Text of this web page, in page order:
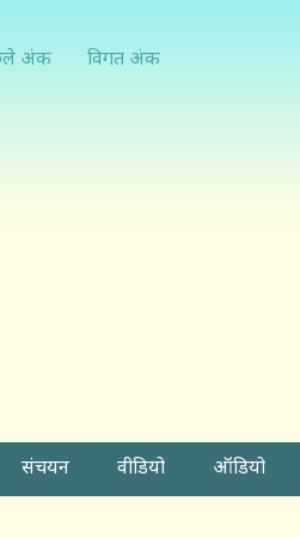
अंक विगत अंक
संचयन वीडियो ऑडियो